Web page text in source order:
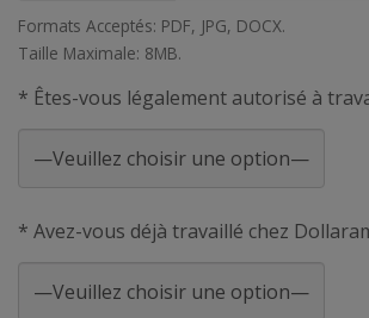
Formats Acceptés: PDF, JPG, DOCX.
Taille Maximale: 8MB.
* Êtes-vous légalement autorisé à
* Avez-vous déjà travaillé chez